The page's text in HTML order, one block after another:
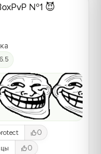
№1 😈
0
0